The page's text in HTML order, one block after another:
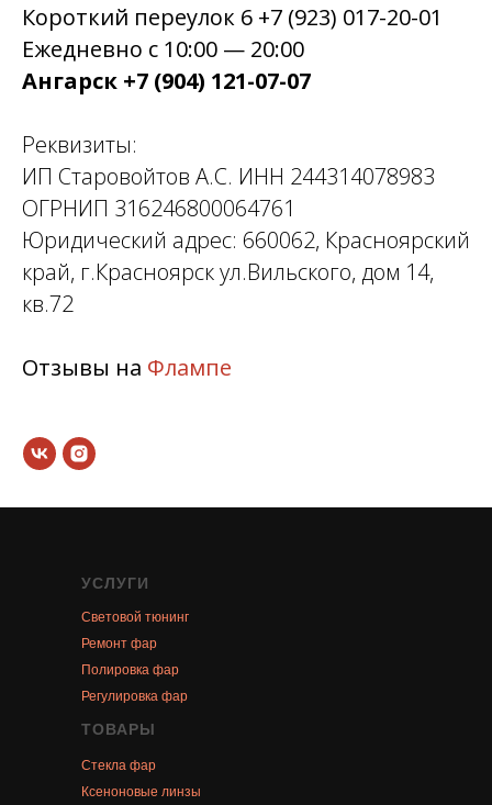
Короткий переулок 6 +7 (923) 017-20-01
Ежедневно с 10:00 — 20:00
Ангарск +7 (904) 121-07-07
Реквизиты:
ИП Старовойтов А.С. ИНН 244314078983
ОГРНИП 316246800064761
Юридический адрес: 660062, Красноярский
край, г.Красноярск ул.Вильского, дом 14,
кв.72
Отзывы на Флампе
УСЛУГИ
Световой тюнинг
Ремонт фар
Полировка фар
Регулировка фар
ТОВАРЫ
Стекла фар
Ксеноновые линзы